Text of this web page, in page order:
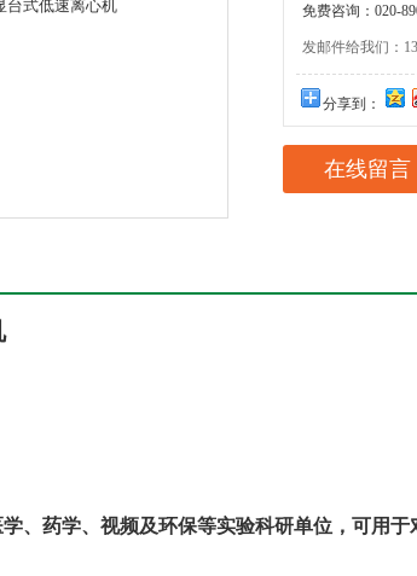
免费咨询：020-
发邮件给我们：
分享到：
在线留言
、药学、视频及环保等实验科研单位，可用